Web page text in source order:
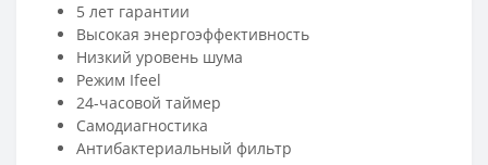
5 лет гарантии
Высокая энергоэффективность
Низкий уровень шума
Режим Ifeel
24-часовой таймер
Самодиагностика
Антибактериальный фильтр